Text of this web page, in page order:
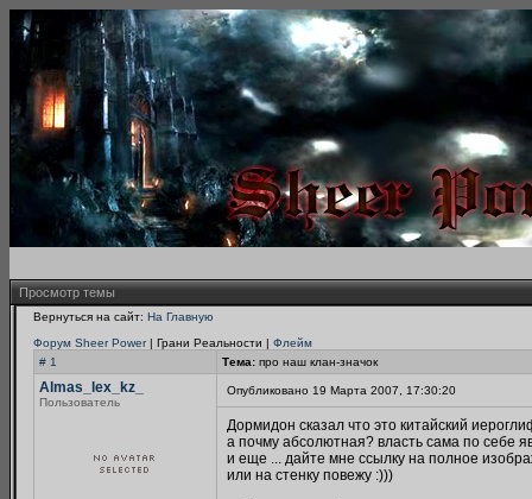
Просмотр темы
Вернуться на сайт: На Главную
Форум Sheer Power| Грани Реальности | Флейм
# 1
Тема: про наш клан-значок
Almas_lex_kz_
Пользователь
Опубликовано 19 Марта 2007, 17:30:20
Дормидон сказал что это китайский
а почму абсолютная? власть сама по себе
и еще ... дайте мне ссылку на полное
или на стенку повежу :)))